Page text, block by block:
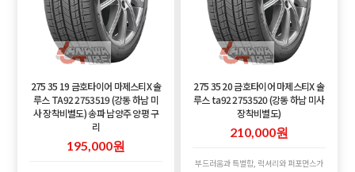
275 35 19 금호타이어 마제스티X 솔
루스 TA92 2753519 (강동 하남 미
사 장착비별도) 송파 남양주 양평 구
리
195,000원
275 35 20 금호타이어 마제스티X 솔
루스 ta92 2753520 (강동 하남 미사
장착비별도)
210,000원
부드러움과 특별함, 럭셔리와 퍼포먼스가